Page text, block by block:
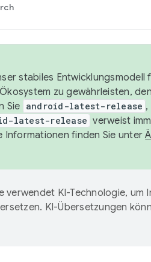
stabiles
zu gewährleisten,
Sie android-latest-release ,
latest-release verweist
Informationen finden Sie unter
verwendet KI-Technologie, um
KI-Übersetzungen